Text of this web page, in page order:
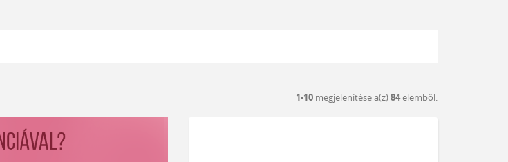
1-10 megjelenítése a(z)84elemből.